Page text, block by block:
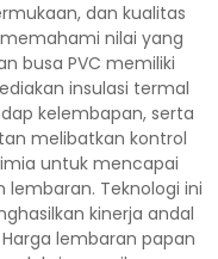
dan kualitas
nilai yang
busa PVC memiliki
insulasi termal
kelembapan, serta
melibatkan kontrol
untuk mencapai
lembaran. Teknologi ini
kinerja andal
lembaran papan